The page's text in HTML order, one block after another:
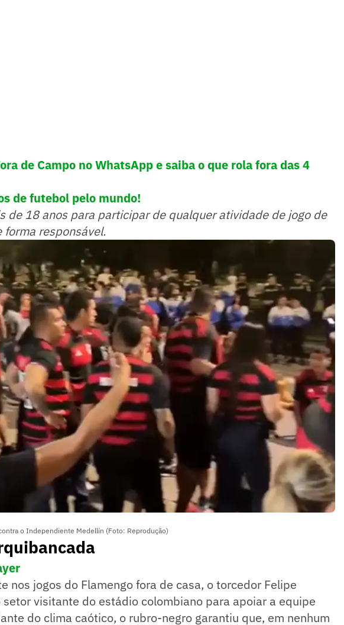
de Campo no WhatsApp e saiba o que rola fora das 4
de futebol pelo mundo!
de 18 anos para participar de qualquer atividade de jogo de
forma responsável.
o Independiente Medellín (Foto: Reprodução)
nos jogos do Flamengo fora de casa, o torcedor Felipe
visitante do estádio colombiano para apoiar a equipe
do clima caótico, o rubro-negro garantiu que, em nenhum